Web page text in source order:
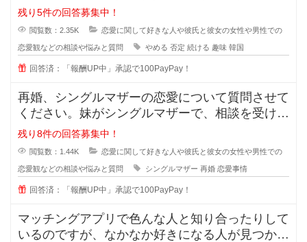
は元々韓国が好きで、韓
残り5件の回答募集中！
閲覧数：2.35K 恋愛に関して好きな人や彼氏と彼女の女性や男性での
恋愛観などの相談や悩みと質問 やめる 否定 続ける 趣味 韓国
回答済：「報酬UP中」承認で100PayPay！
再婚、シングルマザーの恋愛について質問させて
ください。妹がシングルマザーで、相談を受けた
のですが私も悩んでおり、皆さんの
残り8件の回答募集中！
閲覧数：1.44K 恋愛に関して好きな人や彼氏と彼女の女性や男性での
恋愛観などの相談や悩みと質問 シングルマザー 再婚 恋愛事情
回答済：「報酬UP中」承認で100PayPay！
マッチングアプリで色んな人と知り合ったりして
いるのですが、なかなか好きになる人が見つかり